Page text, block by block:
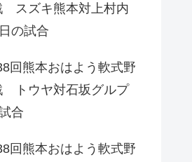
スズキ熊本対上村内
の試合
回熊本おはよう軟式野
トウヤ対石坂グルプ
合
回熊本おはよう軟式野